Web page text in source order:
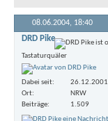
08.06.2004, 18:40
DRD Pike
Tastaturquäler
Dabei seit
26.12.2001
Ort
NRW
Beiträge
1.509